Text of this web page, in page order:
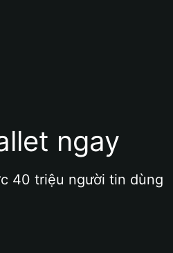
ngay
40 triệu người tin dùng